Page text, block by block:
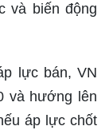
và biến động
lực bán, VN
và hướng lên
áp lực chốt